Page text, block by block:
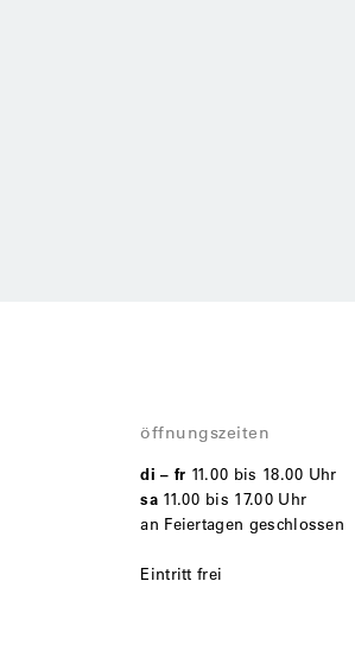
öffnungszeiten
di – fr 11.00 bis 18.00 Uhr
sa11.00 bis 17.00 Uhr
an Feiertagen geschlossen
Eintritt frei